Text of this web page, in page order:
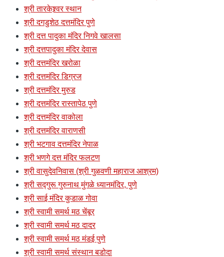
श्री तारकेश्र्वर स्थान
श्री दगडुशेठ दत्तमंदिर पुणे
श्री दत्त पादुका मंदिर निगवे खालसा
श्री दत्तपादुका मंदिर देवास
श्री दत्तमंदिर खरोळा
श्री दत्तमंदिर डिग्रज
श्री दत्तमंदिर मुरुड
श्री दत्तमंदिर रास्तापेठ पुणे
श्री दत्तमंदिर वाकोला
श्री दत्तमंदिर वाराणसी
श्री भटगाव दत्तमंदिर नेपाळ
श्री भणगे दत्त मंदिर फलटण
श्री वासुदेवनिवास (श्री गुळवणी महाराज आश्रम)
श्री सद्गुरू गुरुनाथ मुंगळे ध्यानमंदिर, पुणे
श्री साई मंदिर कुडाळ गोवा
श्री स्वामी समर्थ मठ चेंबूर
श्री स्वामी समर्थ मठ दादर
श्री स्वामी समर्थ मठ मंडई पुणे
श्री स्वामी समर्थ संस्थान बडोदा